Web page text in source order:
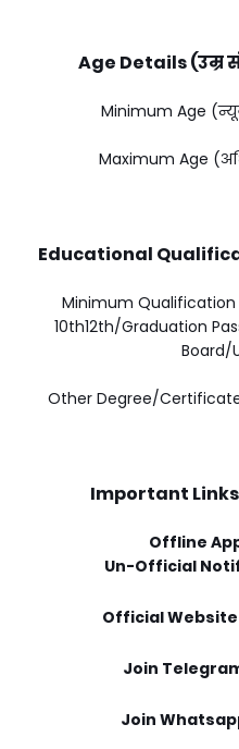
Age Details (उम्र
Minimum Age
Maximum Age
Educational
Minimum Qualification
10th12th/Graduation
Board/
Other Degree/Certificate
Important
Offline
Un-Official
Official Website
Join
Join